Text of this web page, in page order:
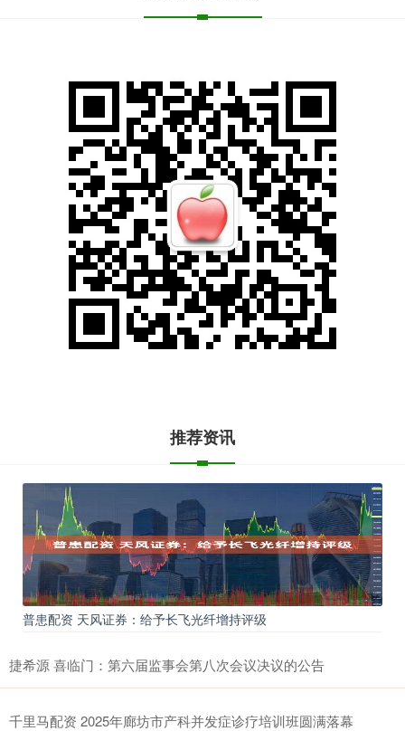
推荐资讯
普患配资 天风证券：给予长飞光纤增持评级
捷希源 喜临门：第六届监事会第八次会议决议的公告
千里马配资 2025年廊坊市产科并发症诊疗培训班圆满落幕